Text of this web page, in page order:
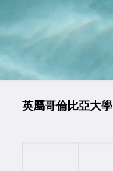
英屬哥倫比亞大學